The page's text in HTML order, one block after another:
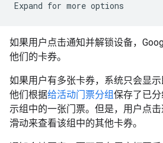
如果用户点击通知并解锁设备，
他们的卡券。
如果用户有多张卡券，系统只会显
他们根据给活动门票分组保存了已
示组中的一张门票。但是，用户点
滑动来查看该组中的其他卡券。